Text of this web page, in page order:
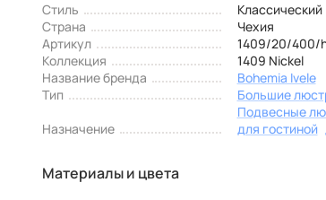
Стиль
Классический
Страна
Чехия
Артикул
1409/20/400/
Коллекция
1409 Nickel
Название бренда
Bohemia Ivele
Тип
Большие
Подвесные
Назначение
для гостиной
Материалы и цвета